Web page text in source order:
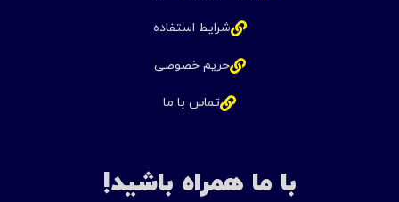
شرایط استفاده
حریم خصوصی
تماس با ما
با ما همراه باشید!